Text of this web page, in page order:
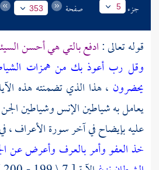
جزء 5 صفحة 353
قوله تعالى :ادفع بالتي هي أحسن
وقل رب أعوذ بك من همزات
يحضرون ، هذا الذي تضمنته هذه
يعامل به شياطين الإنس وشياطين الجن
عليه بإيضاح في آخر سورة الأعراف ،
خذ العفو وأمر بالعرف وأعرض عن